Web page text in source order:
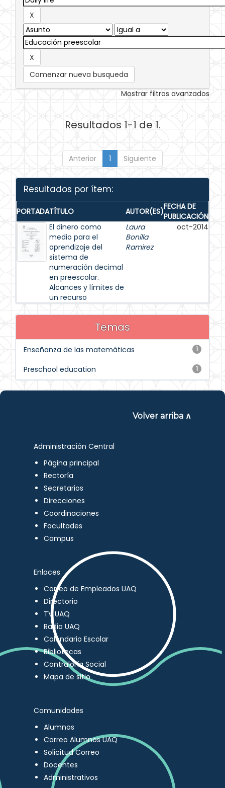
Comenzar nueva busqueda
Mostrar filtros avanzados
Resultados 1-1 de 1.
Anterior 1 Siguiente
Resultados por ítem:
PORTADATÍTULO AUTOR(ES)FECHA DE
PUBLICACIÓN
El dinero como
medio para el
aprendizaje del
sistema de
numeración decimal
en preescolar.
Alcances y límites de
un recurso
Laura
Bonilla
Ramirez
oct-2014
Temas
1
Enseñanza de las matemáticas
1
Preschool education
Volver arriba ∧
Administración Central
Página principal
Rectoría
Secretarios
Direcciones
Coordinaciones
Facultades
Campus
Enlaces
Correo de Empleados UAQ
Directorio
TV UAQ
Radio UAQ
Calendario Escolar
Bibliotecas
Contraloría Social
Mapa de sitio
Comunidades
Alumnos
Correo Alumnos UAQ
Solicitud Correo
Docentes
Administrativos